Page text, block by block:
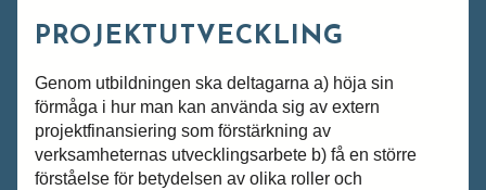
PROJEKTUTVECKLING
Genom utbildningen ska deltagarna a) höja sin
förmåga i hur man kan använda sig av extern
projektfinansiering som förstärkning av
verksamheternas utvecklingsarbete b) få en större
förståelse för betydelsen av olika roller och